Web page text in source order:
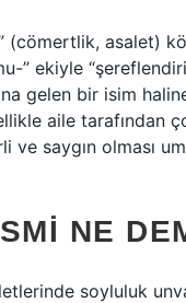
(cömertlik, asalet)
” ekiyle
gelen bir isim
aile tarafından
ve saygın olması
NE
soyluluk